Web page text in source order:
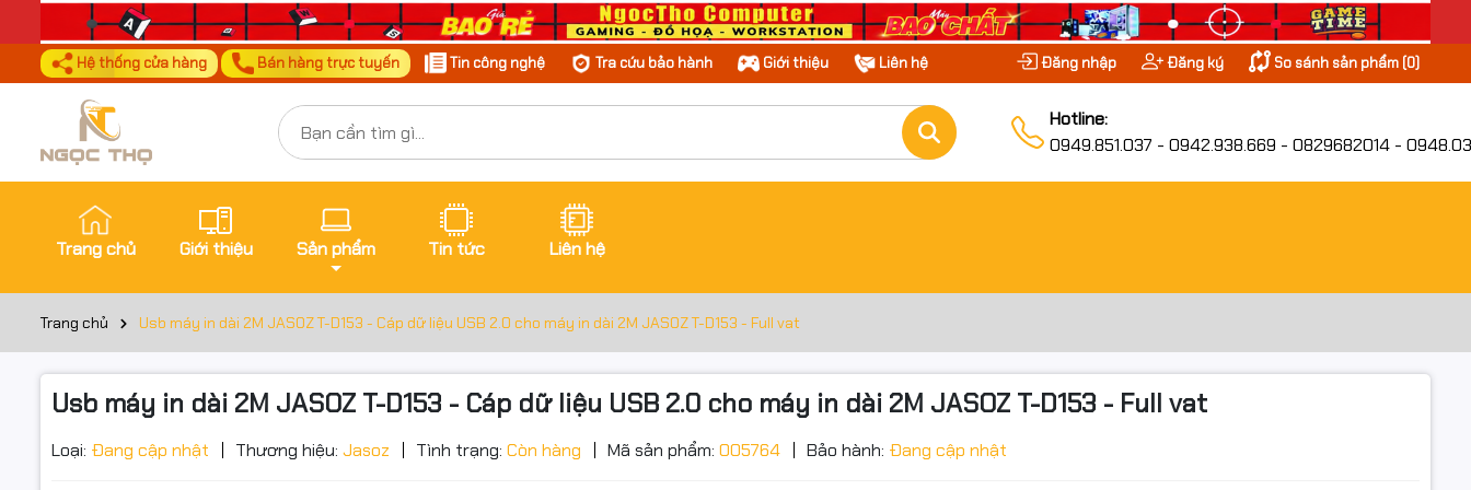
Hệ thống cửa hàng Bán hàng trực tuyến Tin công nghệ Tra cứu bảo hành Giới thiệu Liên hệ Đăng nhập Đăng ký So sánh sản phẩm (0)
Hotline:
0949.851.037 - 0942.938.669 - 0829682014 -
Trang chủ Giới thiệu Sản phẩm Tin tức Liên hệ
Trang chủ Usb máy in dài 2M JASOZ T-D153 - Cáp dữ liệu USB 2.0 cho máy in dài 2M JASOZ T-D153 - Full vat
Usb máy in dài 2M JASOZ T-D153 - Cáp dữ liệu USB 2.0 cho máy in dài 2M JASOZ T-D153 - Full vat
Loại: Đang cập nhật Thương hiệu: Jasoz Tình trạng: Còn hàng Mã sản phẩm: 005764 Bảo hành: Đang cập nhật
Thông số kỹ thuật
Đặt trước sản phẩm